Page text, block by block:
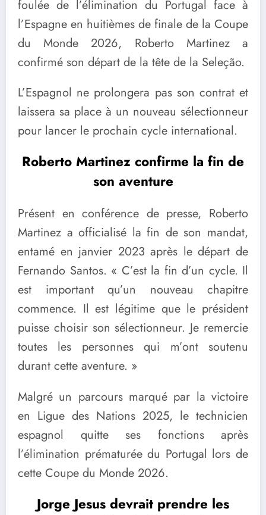
foulée de l’élimination du Portugal face à
l’Espagne en huitièmes de finale de la Coupe
du Monde 2026, Roberto Martinez a
confirmé son départ de la tête de la Seleção.
L’Espagnol ne prolongera pas son contrat et
laissera sa place à un nouveau sélectionneur
pour lancer le prochain cycle international.
Roberto Martinez confirme la fin de
son aventure
Présent en conférence de presse, Roberto
Martinez a officialisé la fin de son mandat,
entamé en janvier 2023 après le départ de
Fernando Santos. « C’est la fin d’un cycle. Il
est important qu’un nouveau chapitre
commence. Il est légitime que le président
puisse choisir son sélectionneur. Je remercie
toutes les personnes qui m’ont soutenu
durant cette aventure. »
Malgré un parcours marqué par la victoire
en Ligue des Nations 2025, le technicien
espagnol quitte ses fonctions après
l’élimination prématurée du Portugal lors de
cette Coupe du Monde 2026.
Jorge Jesus devrait prendre les